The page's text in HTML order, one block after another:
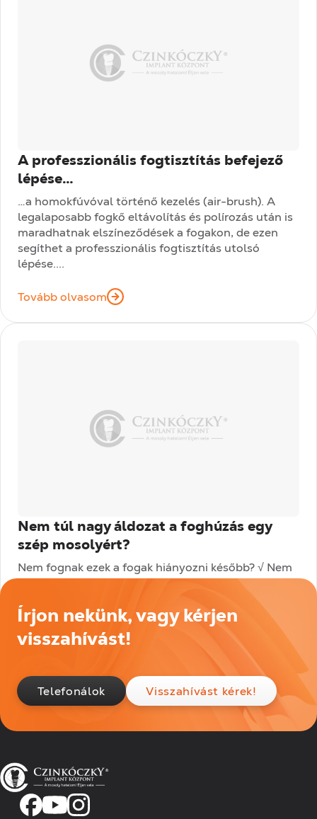
A professzionális fogtisztítás befejező
lépése…
…a homokfúvóval történő kezelés (air-brush). A
legalaposabb fogkő eltávolítás és polírozás után is
maradhatnak elszíneződések a fogakon, de ezen
segíthet a professzionális fogtisztítás utolsó
lépése....
Tovább olvasom
Nem túl nagy áldozat a foghúzás egy
szép mosolyért?
Nem fognak ezek a fogak hiányozni később? √ Nem
kell attól félni, hogy a foghúzás miatt súlyos árat
Tovább olvasom
Írjon nekünk, vagy kérjen
visszahívást!
Telefonálok Visszahívást kérek!